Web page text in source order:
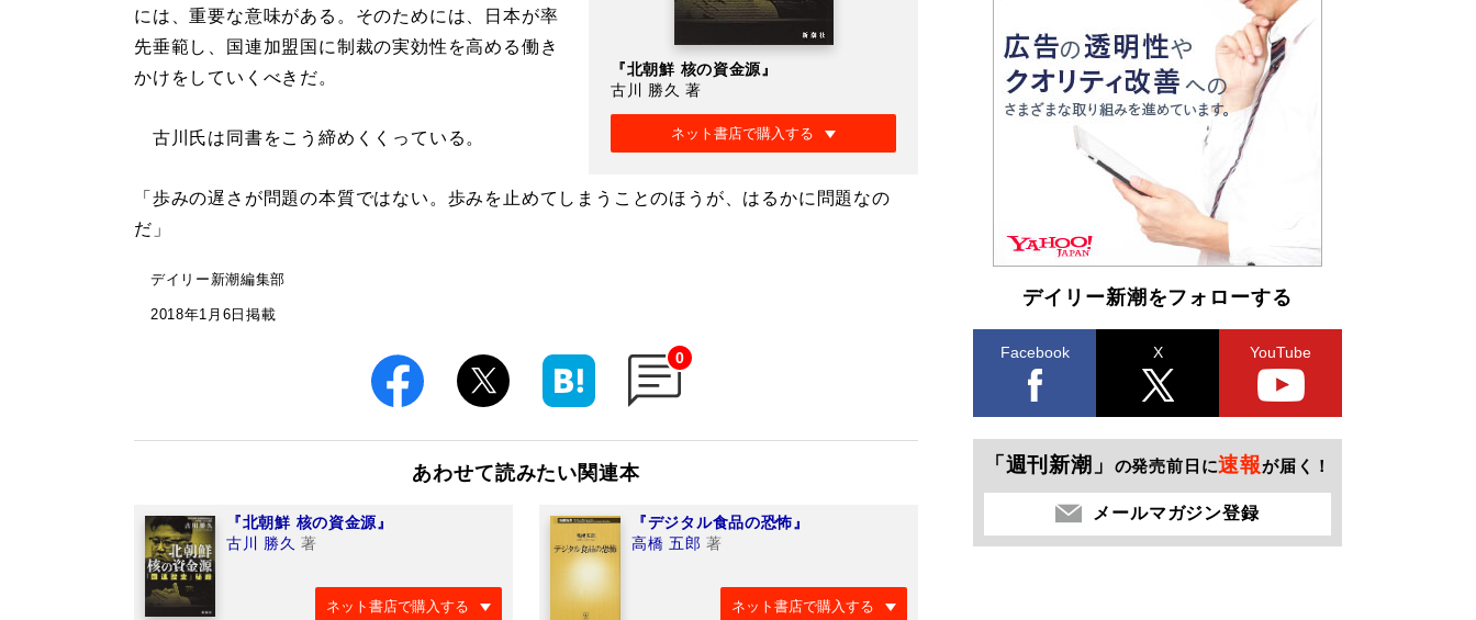
『北朝鮮 核の資金源』
古川 勝久 著
ネット書店で購入する
には、重要な意味がある。そのためには、日本が率
先垂範し、国連加盟国に制裁の実効性を高める働き
かけをしていくべきだ。
古川氏は同書をこう締めくくっている。
「歩みの遅さが問題の本質ではない。歩みを止めてしまうことのほうが、はるかに問題なの
だ」
デイリー新潮編集部
2018年1月6日掲載
0
あわせて読みたい関連本
『北朝鮮 核の資金源』
古川 勝久 著
ネット書店で購入する
『デジタル食品の恐怖』
高橋 五郎 著
ネット書店で購入する
デイリー新潮をフォローする
Facebook X YouTube
「週刊新潮」 の発売前日に速報が届く！
メールマガジン登録